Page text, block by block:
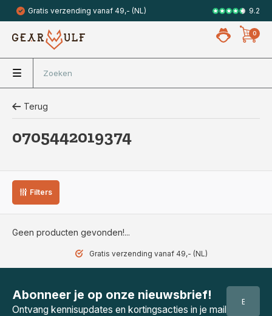
Gratis verzending vanaf 49,- (NL) Veilig met
9.2
0
Terug
0705442019374
Filters
Geen producten gevonden!...
Gratis verzending vanaf 49,- (NL)
Abonneer je op onze nieuwsbrief!
Ontvang kennisupdates en kortingsacties in je mail